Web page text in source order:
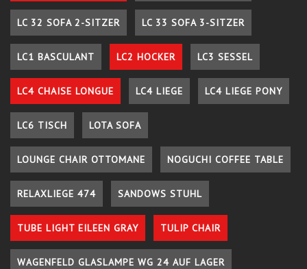
LC 32 SOFA 2-SITZER LC 33 SOFA 3-SITZER
LC1 BASCULANT LC2 HOCKER LC3 SESSEL
LC4 CHAISE LONGUE LC4 LIEGE LC4 LIEGE PONY
LC6 TISCH LOTA SOFA
LOUNGE CHAIR OTTOMANE NOGUCHI COFFEE TABLE
RELAXLIEGE 474 SANDOWS STUHL
TUBE LIGHT EILEEN GRAY TULIP CHAIR
WAGENFELD GLASLAMPE WG 24 AUF LAGER